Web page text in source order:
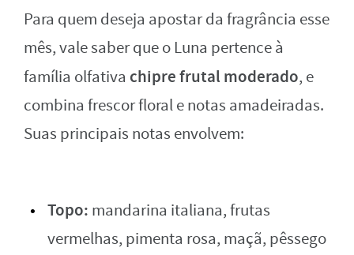
Para quem deseja apostar da fragrância esse
mês, vale saber que o Luna pertence à
família olfativa chipre frutal moderado, e
combina frescor floral e notas amadeiradas.
Suas principais notas envolvem:
Topo: mandarina italiana, frutas
vermelhas, pimenta rosa, maçã, pêssego